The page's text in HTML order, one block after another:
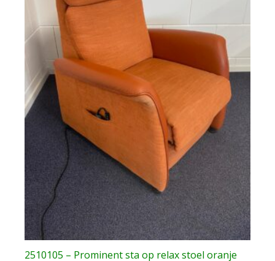
2510105 – Prominent sta op relax stoel oranje